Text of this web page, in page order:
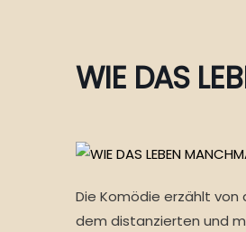
WIE DAS
Die Komödie erzählt von
dem distanzierten und